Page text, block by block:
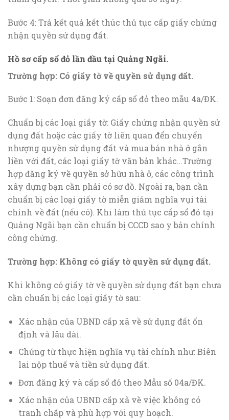
Bước 4: Trả kết quả kết thúc thủ tục cấp giấy chứng
nhận quyền sử dụng đất.
Hồ sơ cấp sổ đỏ lần đầu tại Quảng Ngãi.
Trường hợp: Có giấy tờ về quyền sử dụng đất.
Bước 1: Soạn đơn đăng ký cấp sổ đỏ theo mẫu 4a/ĐK.
Chuẩn bị các loại giấy tờ: Giấy chứng nhận quyền sử
dụng đất hoặc các giấy tờ liên quan đển chuyển
nhượng quyền sử dụng đất và mua bán nhà ở gắn
liền với đất, các loại giấy tờ văn bản khác…Trường
hợp đăng ký về quyền sở hữu nhà ở, các công trình
xây dựng bạn cần phải có sơ đồ. Ngoài ra, bạn cần
chuẩn bị các loại giấy tờ miễn giảm nghĩa vụi tài
chính về đất (nếu có). Khi làm thủ tục cấp sổ đỏ tại
Quảng Ngãi bạn cần chuẩn bị CCCD sao y bản chính
công chứng.
Trường hợp: Không có giấy tờ quyền sử dụng đất.
Khi không có giấy tờ về quyền sử dụng đất bạn chưa
cần chuẩn bị các loại giấy tờ sau:
Xác nhận của UBND cấp xã về sử dụng đất ổn
định và lâu dài.
Chứng từ thực hiện nghĩa vụ tài chính như: Biên
lai nộp thuế và tiền sử dụng đất.
Đơn đăng ký và cấp sổ đỏ theo Mẫu số 04a/ĐK.
Xác nhận của UBND cấp xã về việc không có
tranh chấp và phù hợp với quy hoạch.